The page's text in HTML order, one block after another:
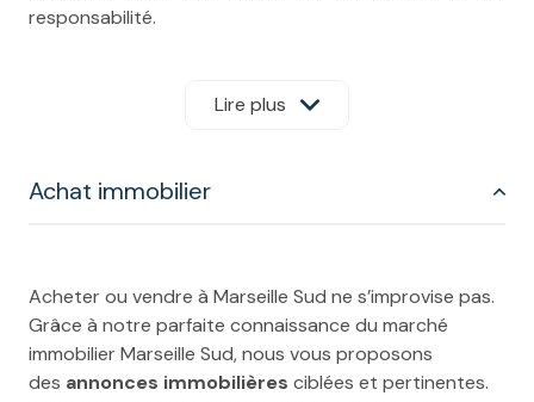
responsabilité.
légales en matière de protection de l’environnement,
associations à buts non lucratifs, avec comme thèmes
Nous sommes la première agence immobilière
marseillaise responsable.
Nos services immobiliers
Lire plus
Achat immobilier
Acheter ou vendre à Marseille Sud ne s’improvise pas.
Grâce à notre parfaite connaissance du marché
immobilier Marseille Sud, nous vous proposons
des annonces immobilières ciblées et pertinentes.